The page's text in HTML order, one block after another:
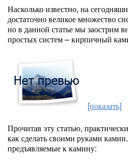
Насколько известно, на
достаточно великое множество
но в данной статье мы заострим
простых систем – кирпичный
[показать]
Прочитав эту статью,
как сделать своими руками
предъявляемые к камину: